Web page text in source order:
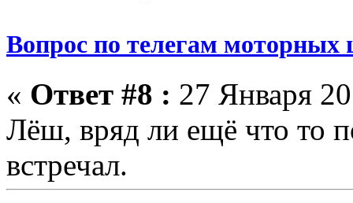
Вопрос по телегам моторных
« Ответ #8 : 27 Января
Лёш, вряд ли ещё что то
встречал.